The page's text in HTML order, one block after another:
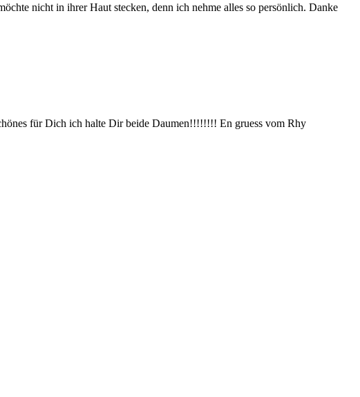
nicht in ihrer Haut stecken, denn ich nehme alles so persönlich. Danke
für Dich ich halte Dir beide Daumen!!!!!!!! En gruess vom Rhy